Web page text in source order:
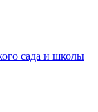
сада и школы